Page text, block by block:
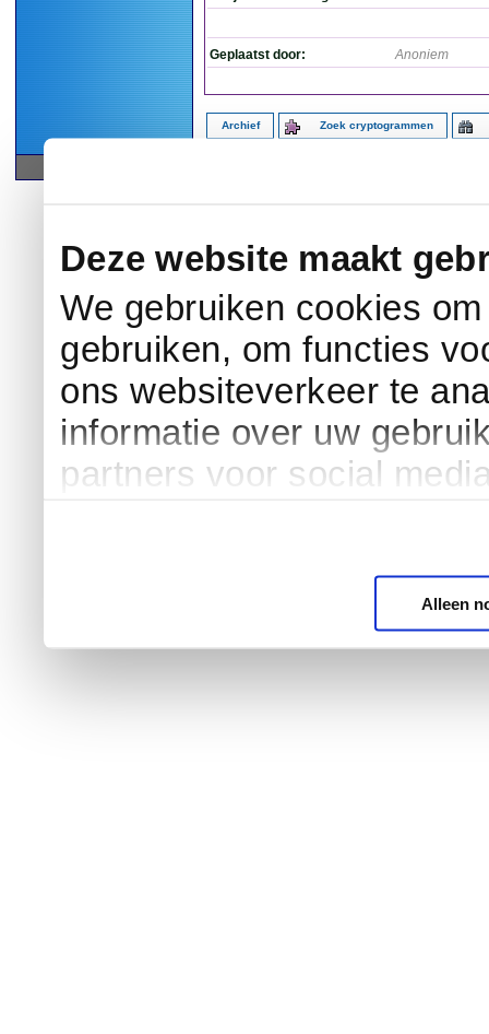
Deze website maakt
We gebruiken cookies
gebruiken, om functies
ons websiteverkeer te
informatie over uw
partners voor social
Alleen
Geplaatst door: Anoniem
Archief Zoek cryptogrammen